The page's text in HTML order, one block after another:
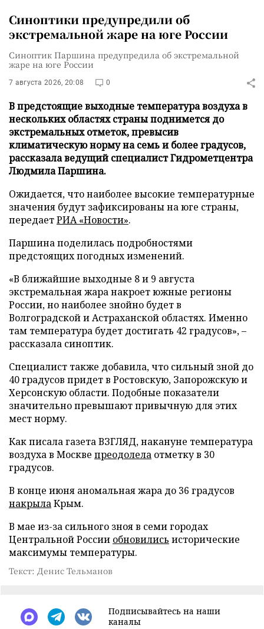
Синоптики предупредили об
экстремальной жаре на юге России
Синоптик Паршина предупредила об экстремальной
жаре на юге России
7 августа 2026, 20:08 0
В предстоящие выходные температура воздуха в
нескольких областях страны поднимется до
экстремальных отметок, превысив
климатическую норму на семь и более градусов,
рассказала ведущий специалист Гидрометцентра
Людмила Паршина.
Ожидается, что наиболее высокие температурные
значения будут зафиксированы на юге страны,
передаетРИА «Новости».
Паршина поделилась подробностями
предстоящих погодных изменений.
«В ближайшие выходные 8 и 9 августа
экстремальная жара накроет южные регионы
России, но наиболее знойно будет в
Волгоградской и Астраханской областях. Именно
там температура будет достигать 42 градусов», –
рассказала синоптик.
Специалист также добавила, что сильный зной до
40 градусов придет в Ростовскую, Запорожскую и
Херсонскую области. Подобные показатели
значительно превышают привычную для этих
мест норму.
Как писала газета ВЗГЛЯД, накануне температура
воздуха в Москве преодолела отметку в 30
градусов.
В конце июня аномальная жара до 36 градусов
накрылаКрым.
В мае из-за сильного зноя в семи городах
Центральной России обновились исторические
максимумы температуры.
Текст: Денис Тельманов
Подписывайтесь на наши
каналы